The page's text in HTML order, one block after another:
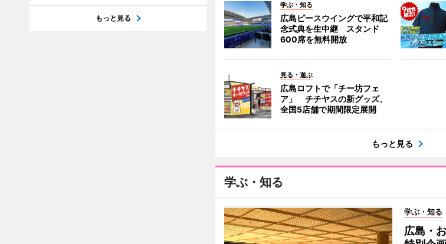
学ぶ・知る
広島ピースウイングで平和記
念式典を生中継 スタンド
600席を無料開放
見る・遊ぶ
広島ロフトで「チー坊フェ
ア」 チチヤスの新グッズ、
全国5店舗で期間限定展開
もっと見る
学ぶ・知る
学ぶ・知る
広島・
もっと見る